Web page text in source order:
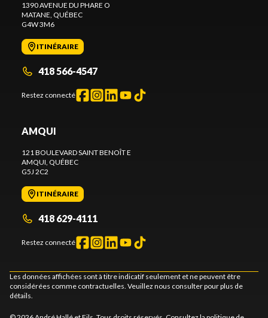
1390 AVENUE DU PHARE O
MATANE, QUÉBEC
G4W 3M6
ITINÉRAIRE
418 566-4547
Restez connecté
AMQUI
121 BOULEVARD SAINT BENOÎT E
AMQUI, QUÉBEC
G5J 2C2
ITINÉRAIRE
418 629-4111
Restez connecté
Les données affichées sont à titre indicatif seulement et ne peuvent être
considérées comme contractuelles. Veuillez nous consulter pour plus de
détails.